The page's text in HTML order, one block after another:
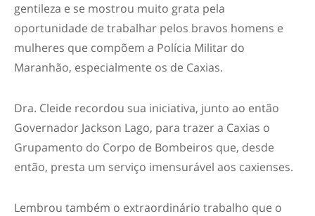
gentileza e se mostrou muito grata pela
oportunidade de trabalhar pelos bravos homens e
mulheres que compõem a Polícia Militar do
Maranhão, especialmente os de Caxias.
Dra. Cleide recordou sua iniciativa, junto ao então
Governador Jackson Lago, para trazer a Caxias o
Grupamento do Corpo de Bombeiros que, desde
então, presta um serviço imensurável aos caxienses.
Lembrou também o extraordinário trabalho que o